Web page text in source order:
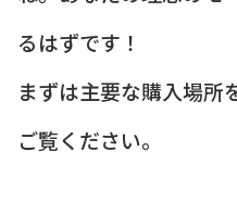
るはずです！
まずは主要な購入場所
ご覧ください。